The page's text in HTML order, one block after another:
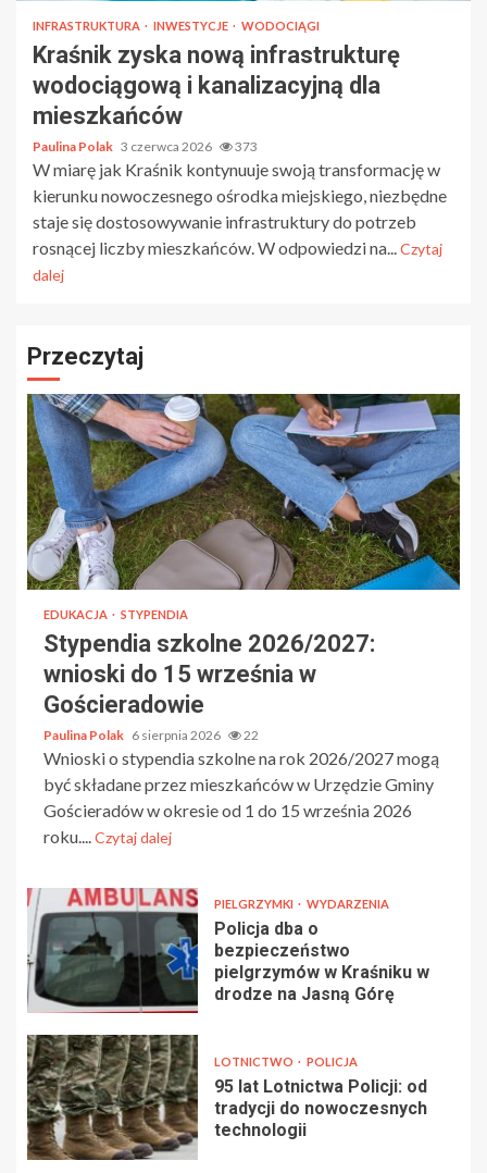
INFRASTRUKTURA INWESTYCJE WODOCIĄGI
Kraśnik zyska nową infrastrukturę
wodociągową i kanalizacyjną dla
mieszkańców
Paulina Polak 3 czerwca 2026 373
W miarę jak Kraśnik kontynuuje swoją transformację w
kierunku nowoczesnego ośrodka miejskiego, niezbędne
staje się dostosowywanie infrastruktury do potrzeb
rosnącej liczby mieszkańców. W odpowiedzi na...Czytaj
dalej
Przeczytaj
EDUKACJA STYPENDIA
Stypendia szkolne 2026/2027:
wnioski do 15 września w
Gościeradowie
Paulina Polak 6 sierpnia 2026 22
Wnioski o stypendia szkolne na rok 2026/2027 mogą
być składane przez mieszkańców w Urzędzie Gminy
Gościeradów w okresie od 1 do 15 września 2026
roku....Czytaj dalej
PIELGRZYMKI WYDARZENIA
Policja dba o
bezpieczeństwo
pielgrzymów w Kraśniku w
drodze na Jasną Górę
LOTNICTWO POLICJA
95 lat Lotnictwa Policji: od
tradycji do nowoczesnych
technologii